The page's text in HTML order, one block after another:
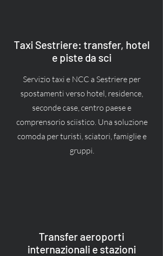
Taxi Sestriere: transfer, hotel
e piste da sci
Servizio taxi e NCC a Sestriere per
spostamenti verso hotel, residence,
seconde case, centro paese e
comprensorio sciistico. Una soluzione
comoda per turisti, sciatori, famiglie e
gruppi.
Transfer aeroporti
internazionali e stazioni